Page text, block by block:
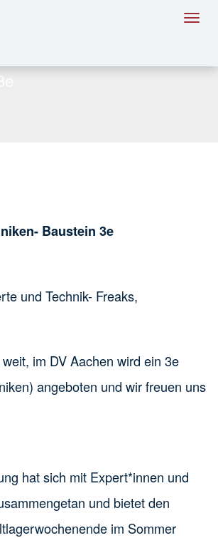
Baustein 3e
und Technik- Freaks,
im DV Aachen wird ein 3e
angeboten und wir freuen uns
hat sich mit Expert*innen und
und bietet den
im Sommer